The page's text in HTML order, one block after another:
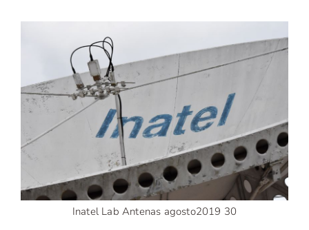
Inatel Lab Antenas agosto2019 30